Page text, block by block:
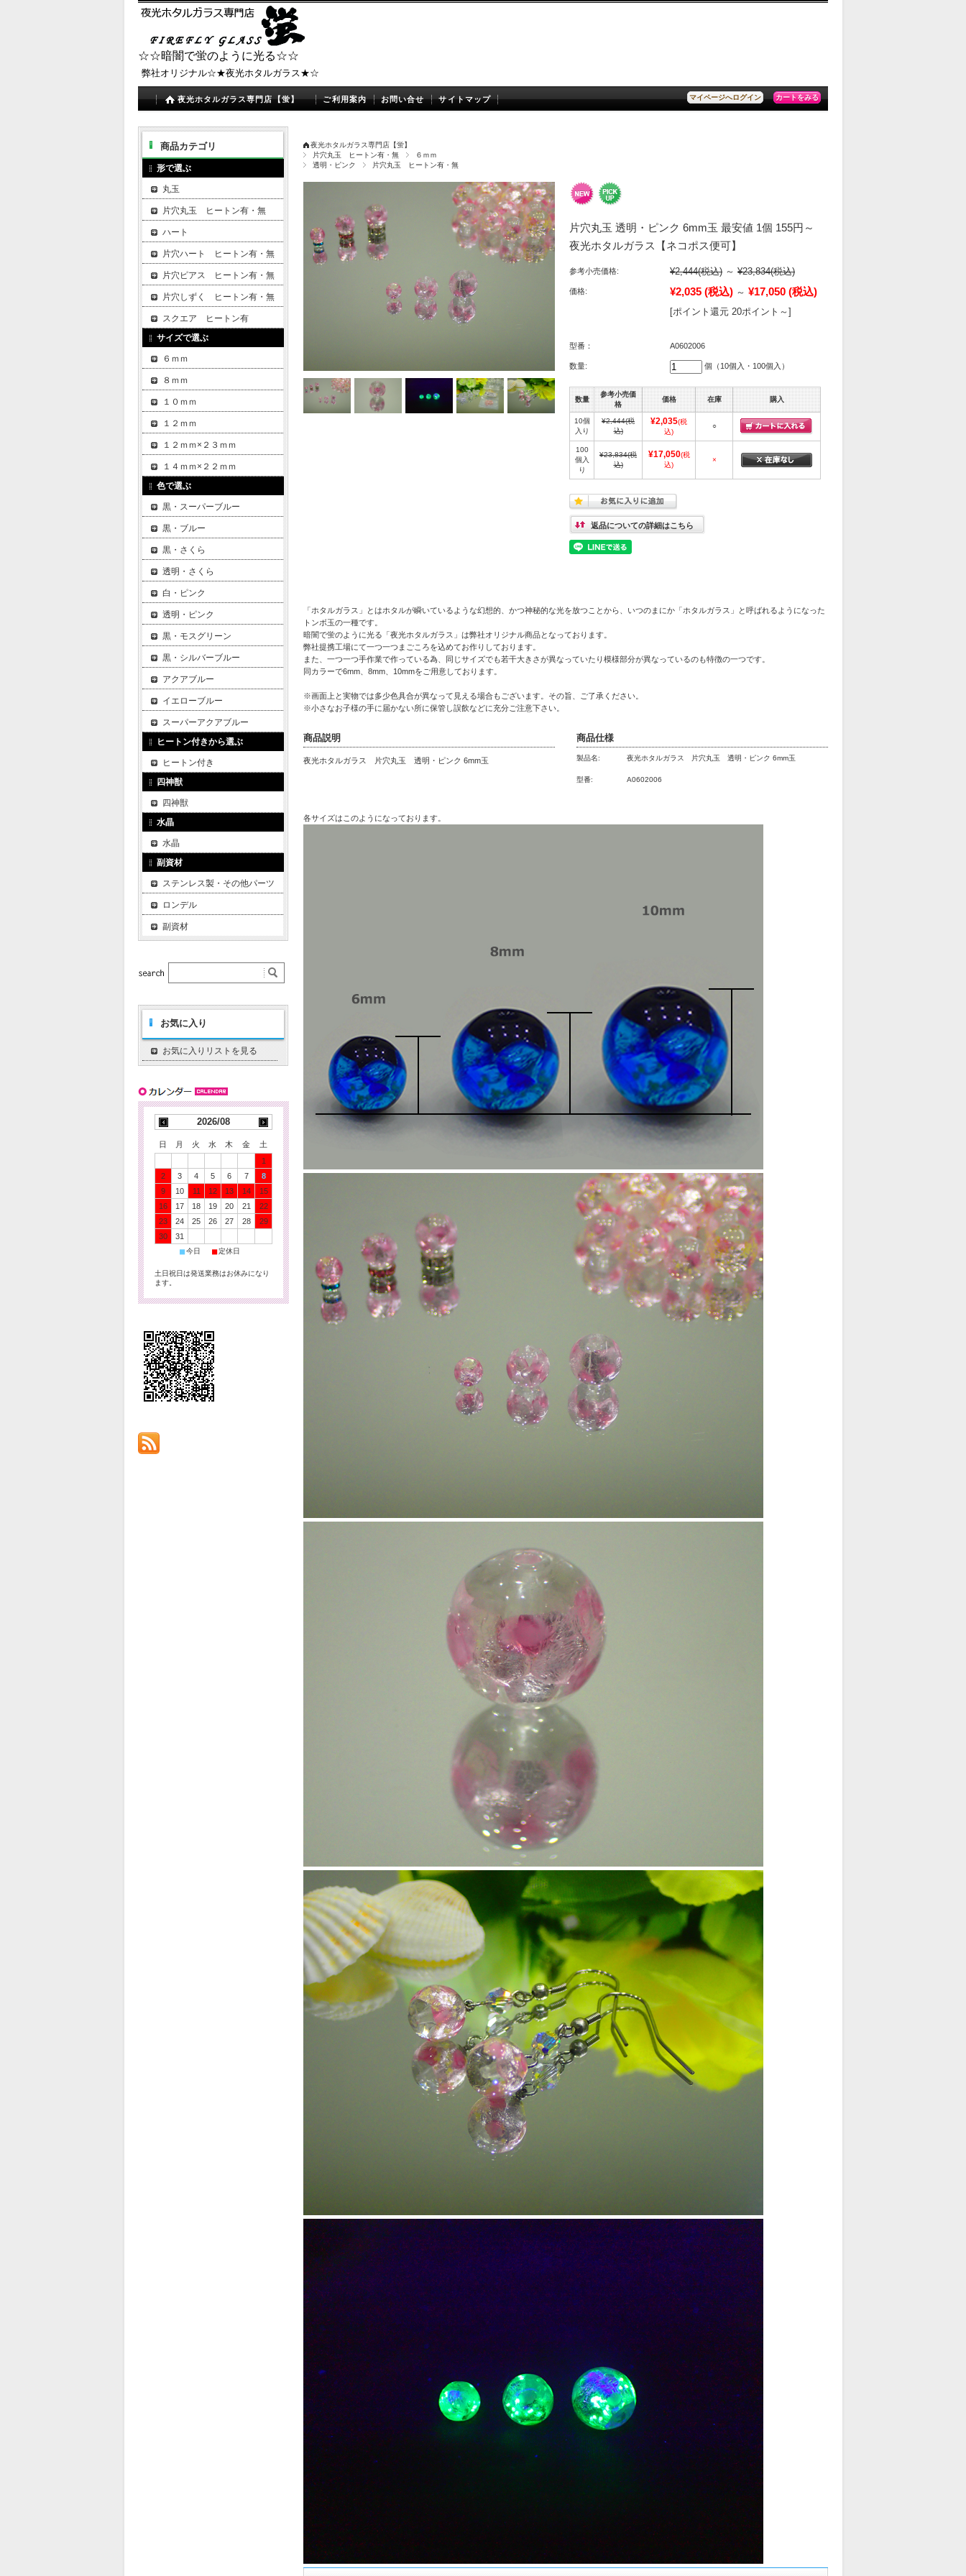
☆☆暗闇で蛍のように光る☆☆
弊社オリジナル☆★夜光ホタルガラス★☆
マイページへログイン カートをみる
夜光ホタルガラス専門店【蛍】 ご利用案内 お問い合せ サイトマップ
夜光ホタルガラス専門店【蛍】
片穴丸玉 ヒートン有・無
６ｍｍ
透明・ピンク
片穴丸玉 ヒートン有・無
片穴丸玉 透明・ピンク 6mm玉 最安値 1個 155円～
夜光ホタルガラス【ネコポス便可】
参考小売価格: ¥2,444(税込) ～ ¥23,834(税込)
価格: ¥2,035 (税込) ～ ¥17,050 (税込)
[ポイント還元 20ポイント～]
型番： A0602006
数量: 個（10個入・100個入）
数量
参考小売価
格
価格 在庫 購入
10個
入り
¥2,444(税
込)
¥2,035(税
込)
○
100
個入
り
¥23,834(税
込)
¥17,050(税
込)
×
返品についての詳細はこちら
「ホタルガラス」とはホタルが瞬いているような幻想的、かつ神秘的な光を放つことから、いつのまにか「ホタルガラス」と呼ばれるようになった
トンボ玉の一種です。
暗闇で蛍のように光る「夜光ホタルガラス」は弊社オリジナル商品となっております。
弊社提携工場にて一つ一つまごころを込めてお作りしております。
また、一つ一つ手作業で作っている為、同じサイズでも若干大きさが異なっていたり模様部分が異なっているのも特徴の一つです。
同カラーで6mm、8mm、10mmをご用意しております。
※画面上と実物では多少色具合が異なって見える場合もございます。その旨、ご了承ください。
※小さなお子様の手に届かない所に保管し誤飲などに充分ご注意下さい。
商品説明
夜光ホタルガラス 片穴丸玉 透明・ピンク 6mm玉
商品仕様
製品名: 夜光ホタルガラス 片穴丸玉 透明・ピンク 6mm玉
型番: A0602006
各サイズはこのようになっております。
商品カテゴリ
形で選ぶ
丸玉
片穴丸玉 ヒートン有・無
ハート
片穴ハート ヒートン有・無
片穴ピアス ヒートン有・無
片穴しずく ヒートン有・無
スクエア ヒートン有
サイズで選ぶ
６ｍｍ
８ｍｍ
１０ｍｍ
１２ｍｍ
１２ｍｍ×２３ｍｍ
１４ｍｍ×２２ｍｍ
色で選ぶ
黒・スーパーブルー
黒・ブルー
黒・さくら
透明・さくら
白・ピンク
透明・ピンク
黒・モスグリーン
黒・シルバーブルー
アクアブルー
イエローブルー
スーパーアクアブルー
ヒートン付きから選ぶ
ヒートン付き
四神獣
四神獣
水晶
水晶
副資材
ステンレス製・その他パーツ
ロンデル
副資材
お気に入り
お気に入りリストを見る
2026/08
日 月 火 水 木 金
土
1
2
3 4 5 6 7
8
9
10 11 12 13 14
15
16
17 18 19 20 21
22
23
24 25 26 27 28
29
30
31
■今日 ■定休日
土日祝日は発送業務はお休みになり
ます。